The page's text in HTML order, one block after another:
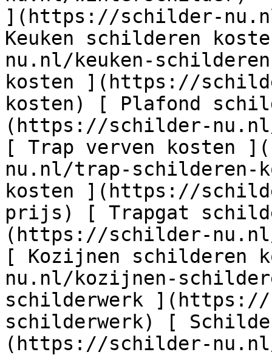
](https://schilder-
Keuken schilderen
nu.nl/keuken-
kosten ](https://
kosten) [ Plafond
(https://schilder-
[ Trap verven kosten
nu.nl/trap-schilderen-
kosten ](https://
prijs) [ Trapgat
(https://schilder-
[ Kozijnen
nu.nl/kozijnen-
schilderwerk
schilderwerk) [
(https://schilder-nu.nl/